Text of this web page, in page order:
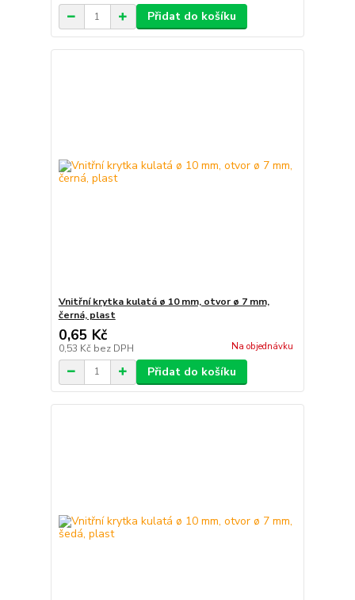
Přidat do košíku
Vnitřní krytka kulatá ø 10 mm, otvor ø 7 mm,
černá, plast
0,65 Kč
0,53 Kč bez DPH Na objednávku
Přidat do košíku